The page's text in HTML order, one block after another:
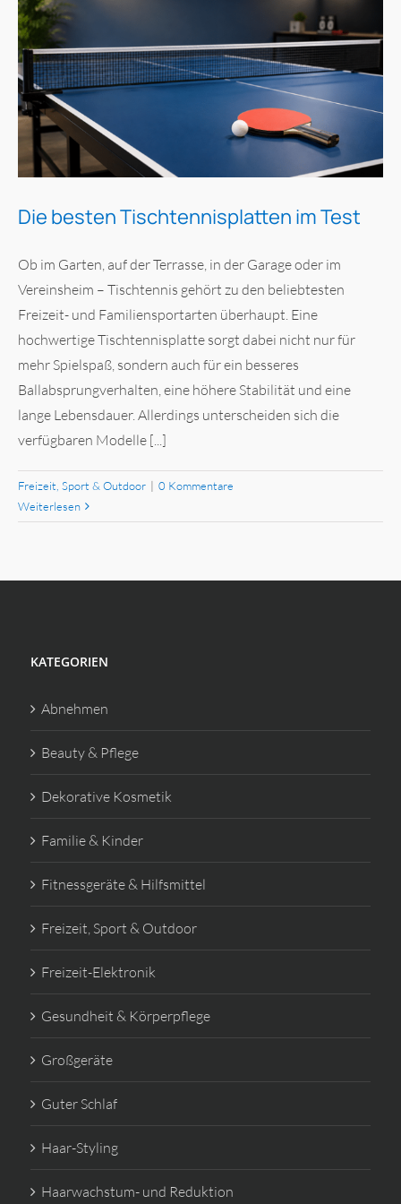
Die besten Tischtennisplatten im Test
Ob im Garten, auf der Terrasse, in der Garage oder im
Vereinsheim – Tischtennis gehört zu den beliebtesten
Freizeit- und Familiensportarten überhaupt. Eine
hochwertige Tischtennisplatte sorgt dabei nicht nur für
mehr Spielspaß, sondern auch für ein besseres
Ballabsprungverhalten, eine höhere Stabilität und eine
lange Lebensdauer. Allerdings unterscheiden sich die
verfügbaren Modelle [...]
Freizeit, Sport & Outdoor | 0 Kommentare
Weiterlesen
KATEGORIEN
Abnehmen
Beauty & Pflege
Dekorative Kosmetik
Familie & Kinder
Fitnessgeräte & Hilfsmittel
Freizeit, Sport & Outdoor
Freizeit-Elektronik
Gesundheit & Körperpflege
Großgeräte
Guter Schlaf
Haar-Styling
Haarwachstum- und Reduktion